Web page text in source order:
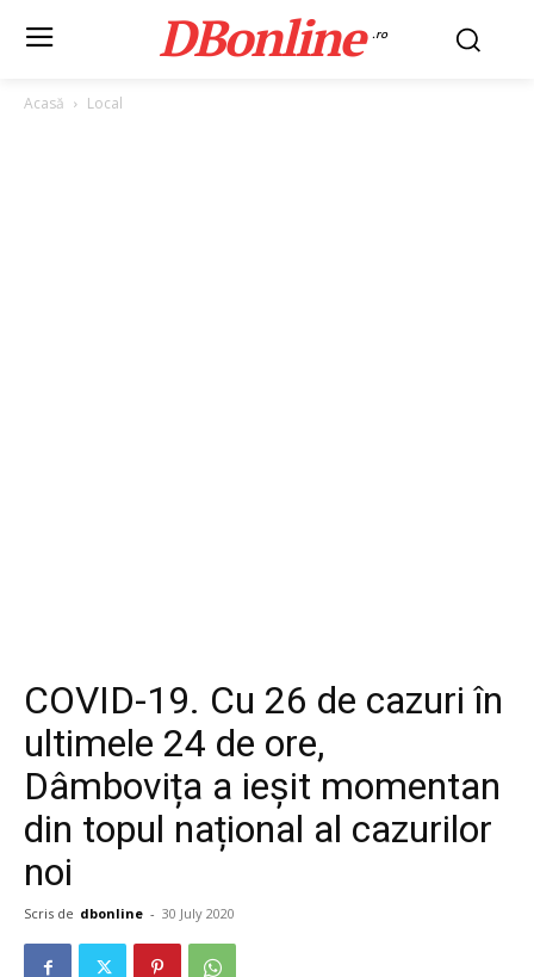
DBonline .ro
Acasă Local
COVID-19. Cu 26 de cazuri în
ultimele 24 de ore,
Dâmbovița a ieșit momentan
din topul național al cazurilor
noi
Scris de dbonline - 30 July 2020